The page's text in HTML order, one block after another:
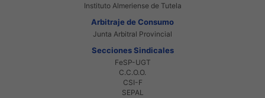
Instituto Almeriense de Tutela
Arbitraje de Consumo
Junta Arbitral Provincial
Secciones Sindicales
FeSP-UGT
C.C.O.O.
CSI-F
SEPAL